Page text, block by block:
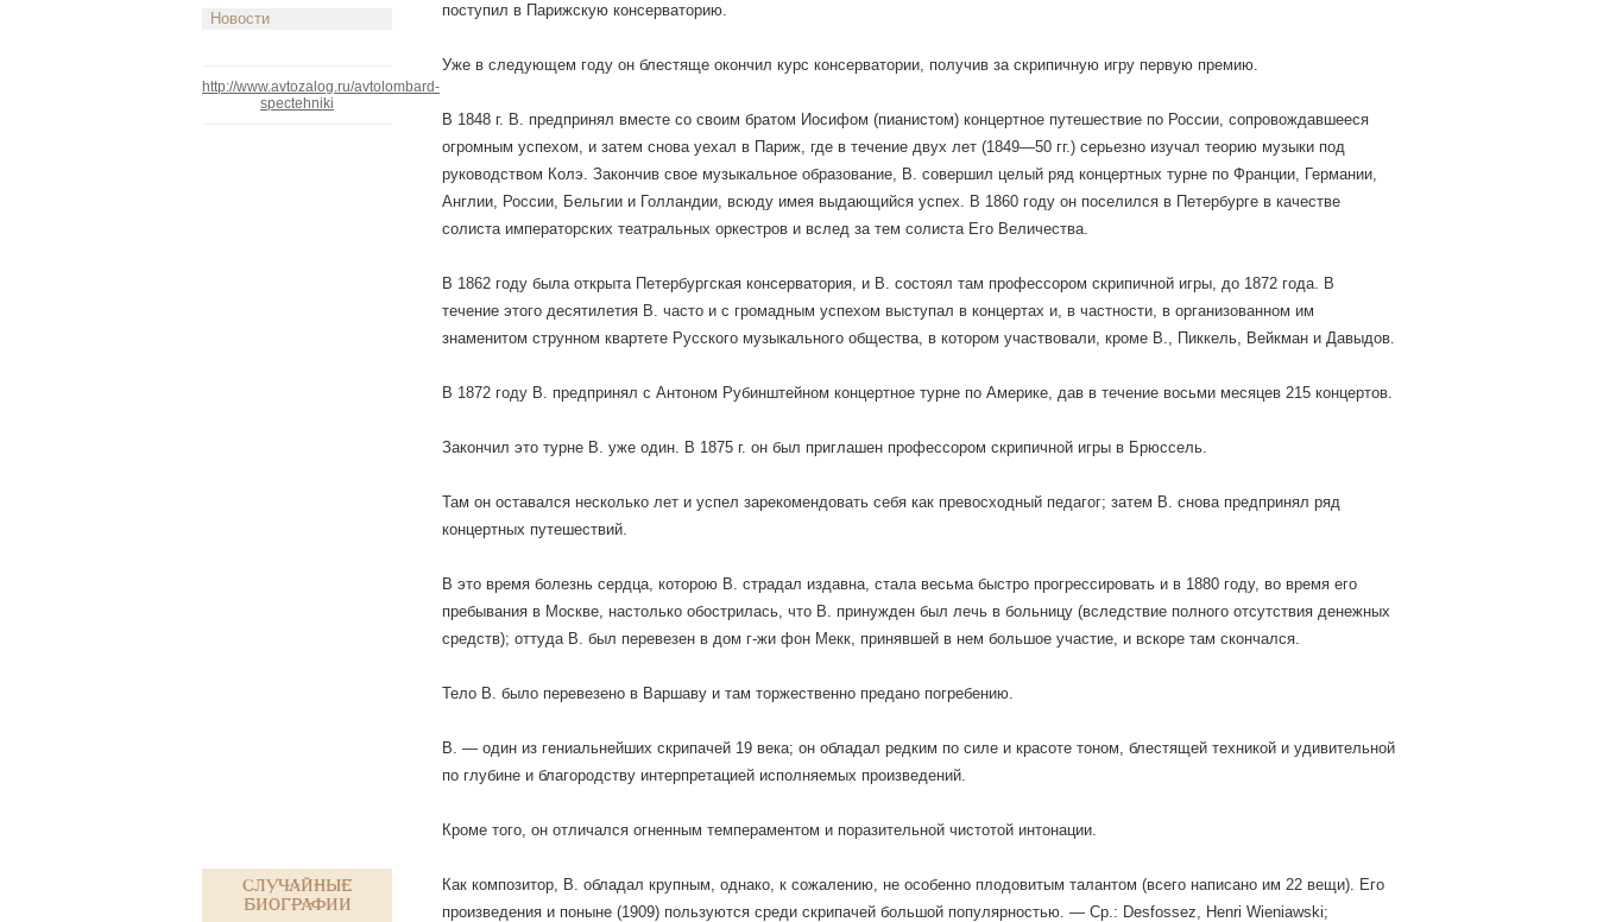
Новости
http://www.avtozalog.ru/avtolombard-
spectehniki
Случайные
биографии
поступил в Парижскую консерваторию.
Уже в следующем году он блестяще окончил курс консерватории, получив за скрипичную игру первую премию.
В 1848 г. В. предпринял вместе со своим братом Иосифом (пианистом) концертное путешествие по России, сопровождавшееся
огромным успехом, и затем снова уехал в Париж, где в течение двух лет (1849—50 гг.) серьезно изучал теорию музыки под
руководством Колэ. Закончив свое музыкальное образование, В. совершил целый ряд концертных турне по Франции, Германии,
Англии, России, Бельгии и Голландии, всюду имея выдающийся успех. В 1860 году он поселился в Петербурге в качестве
солиста императорских театральных оркестров и вслед за тем солиста Его Величества.
В 1862 году была открыта Петербургская консерватория, и В. состоял там профессором скрипичной игры, до 1872 года. В
течение этого десятилетия В. часто и с громадным успехом выступал в концертах и, в частности, в организованном им
знаменитом струнном квартете Русского музыкального общества, в котором участвовали, кроме В., Пиккель, Вейкман и Давыдов.
В 1872 году В. предпринял с Антоном Рубинштейном концертное турне по Америке, дав в течение восьми месяцев 215 концертов.
Закончил это турне В. уже один. В 1875 г. он был приглашен профессором скрипичной игры в Брюссель.
Там он оставался несколько лет и успел зарекомендовать себя как превосходный педагог; затем В. снова предпринял ряд
концертных путешествий.
В это время болезнь сердца, которою В. страдал издавна, стала весьма быстро прогрессировать и в 1880 году, во время его
пребывания в Москве, настолько обострилась, что В. принужден был лечь в больницу (вследствие полного отсутствия денежных
средств); оттуда В. был перевезен в дом г-жи фон Мекк, принявшей в нем большое участие, и вскоре там скончался.
Тело В. было перевезено в Варшаву и там торжественно предано погребению.
В. — один из гениальнейших скрипачей 19 века; он обладал редким по силе и красоте тоном, блестящей техникой и удивительной
по глубине и благородству интерпретацией исполняемых произведений.
Кроме того, он отличался огненным темпераментом и поразительной чистотой интонации.
Как композитор, В. обладал крупным, однако, к сожалению, не особенно плодовитым талантом (всего написано им 22 вещи). Его
произведения и поныне (1909) пользуются среди скрипачей большой популярностью. — Ср.: Desfossez, Henri Wieniawski;